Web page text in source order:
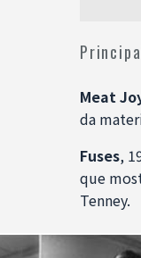
Meat
da
Fuses,
que
Tenney.